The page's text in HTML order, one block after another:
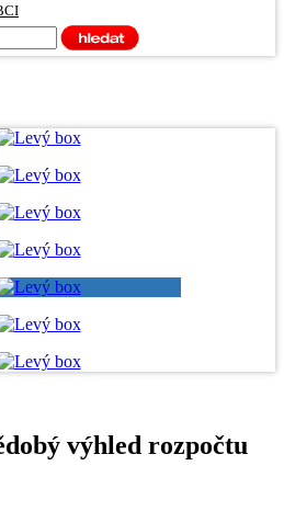
výhled rozpočtu